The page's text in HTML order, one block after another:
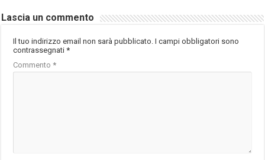
Lascia un commento
Il tuo indirizzo email non sarà pubblicato. I campi obbligatori sono
contrassegnati*
Commento*